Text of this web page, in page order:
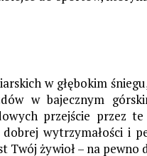
w głębokim
w bajecznym
przejście przez
wytrzymałości i
Twój żywioł – na pewno